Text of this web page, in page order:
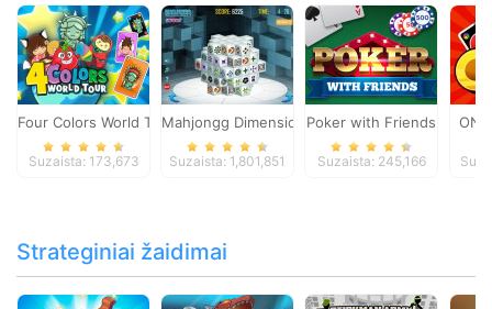
Four Colors World Tour
Suzaista: 173,673
Mahjongg Dimensions
Suzaista: 1,801,851
Poker with Friends
Suzaista: 245,166
Strateginiai žaidimai